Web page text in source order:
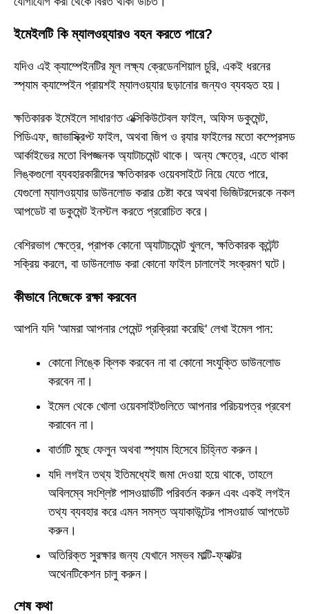
ইমেইলটি কি ম্যালওয়্যারও বহন করতে পারে?
যদিও এই ক্যাম্পেইনটির মূল লক্ষ্য ক্রেডেনশিয়াল চুরি, একই ধরনের
স্প্যাম ক্যাম্পেইন প্রায়শই ম্যালওয়্যার ছড়ানোর জন্যও ব্যবহৃত হয়।
ক্ষতিকারক ইমেইলে সাধারণত এক্সিকিউটেবল ফাইল, অফিস ডকুমেন্ট,
পিডিএফ, জাভাস্ক্রিপ্ট ফাইল, অথবা জিপ ও র‍্যার ফাইলের মতো কম্প্রেসড
আর্কাইভের মতো বিপজ্জনক অ্যাটাচমেন্ট থাকে। অন্য ক্ষেত্রে, এতে থাকা
লিঙ্কগুলো ব্যবহারকারীদের ক্ষতিকারক ওয়েবসাইটে নিয়ে যেতে পারে,
যেগুলো ম্যালওয়্যার ডাউনলোড করার চেষ্টা করে অথবা ভিজিটরদেরকে নকল
আপডেট বা ডকুমেন্ট ইনস্টল করতে প্ররোচিত করে।
বেশিরভাগ ক্ষেত্রে, প্রাপক কোনো অ্যাটাচমেন্ট খুললে, ক্ষতিকারক কন্টেন্ট
সক্রিয় করলে, বা ডাউনলোড করা কোনো ফাইল চালালেই সংক্রমণ ঘটে।
কীভাবে নিজেকে রক্ষা করবেন
আপনি যদি 'আমরা আপনার পেমেন্ট প্রক্রিয়া করেছি' লেখা ইমেল পান:
কোনো লিঙ্কে ক্লিক করবেন না বা কোনো সংযুক্তি ডাউনলোড
করবেন না।
ইমেল থেকে খোলা ওয়েবসাইটগুলিতে আপনার পরিচয়পত্র প্রবেশ
করাবেন না।
বার্তাটি মুছে ফেলুন অথবা স্প্যাম হিসেবে চিহ্নিত করুন।
যদি লগইন তথ্য ইতিমধ্যেই জমা দেওয়া হয়ে থাকে, তাহলে
অবিলম্বে সংশ্লিষ্ট পাসওয়ার্ডটি পরিবর্তন করুন এবং একই লগইন
তথ্য ব্যবহার করে এমন সমস্ত অ্যাকাউন্টের পাসওয়ার্ড আপডেট
করুন।
অতিরিক্ত সুরক্ষার জন্য যেখানে সম্ভব মাল্টি-ফ্যাক্টর
অথেনটিকেশন চালু করুন।
শেষ কথা